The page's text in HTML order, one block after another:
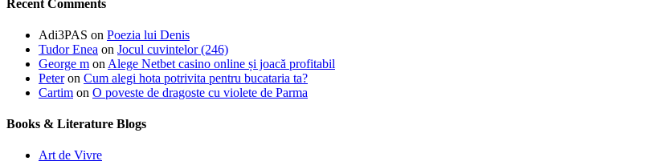
Recent Comments
Adi3PAS on Poezia lui Denis
Tudor Enea on Jocul cuvintelor (246)
George m on Alege Netbet casino online și joacă profitabil
Peteron Cum alegi hota potrivita pentru bucataria ta?
Cartim on O poveste de dragoste cu violete de Parma
Books & Literature Blogs
Art de Vivre